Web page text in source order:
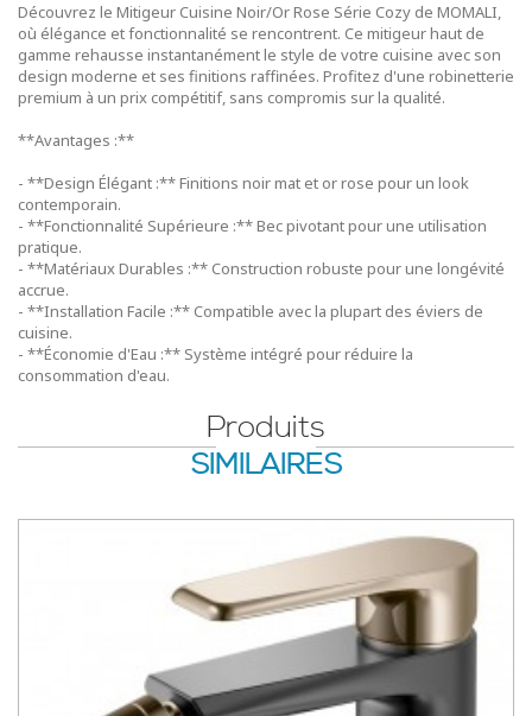
Découvrez le Mitigeur Cuisine Noir/Or Rose Série Cozy de MOMALI,
où élégance et fonctionnalité se rencontrent. Ce mitigeur haut de
gamme rehausse instantanément le style de votre cuisine avec son
design moderne et ses finitions raffinées. Profitez d'une robinetterie
premium à un prix compétitif, sans compromis sur la qualité.
**Avantages :**
- **Design Élégant :** Finitions noir mat et or rose pour un look
contemporain.
- **Fonctionnalité Supérieure :** Bec pivotant pour une utilisation
pratique.
- **Matériaux Durables :** Construction robuste pour une longévité
accrue.
- **Installation Facile :** Compatible avec la plupart des éviers de
cuisine.
- **Économie d'Eau :** Système intégré pour réduire la
consommation d'eau.
Produits
SIMILAIRES